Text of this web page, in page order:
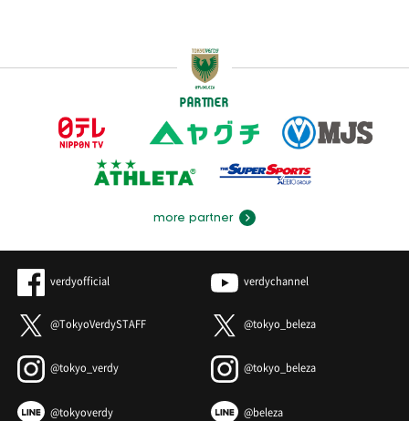
PARTNER
more partner
verdyofficial verdychannel
@TokyoVerdySTAFF @tokyo_beleza
@tokyo_verdy @tokyo_beleza
@tokyoverdy @beleza